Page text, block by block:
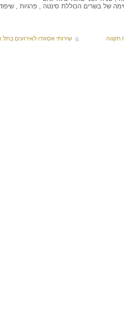
של בשרים הכוללת סינטה , פרגיות , שיפודי
תקווה שירותי אסאדו לאירועים בתל